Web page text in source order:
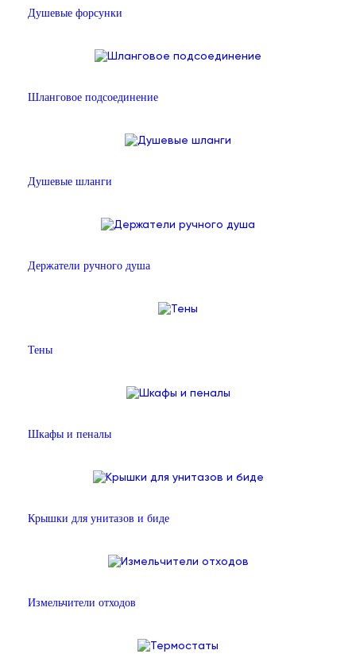
Душевые форсунки
Шланговое подсоединение
Душевые шланги
Держатели ручного душа
Тены
Шкафы и пеналы
Крышки для унитазов и биде
Измельчители отходов